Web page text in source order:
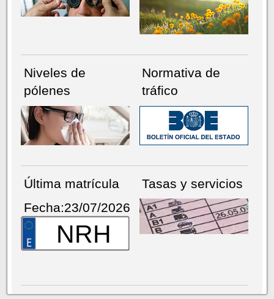
Niveles de
pólenes
Normativa de
tráfico
Última matrícula
Fecha:23/07/2026
NRH
Tasas y servicios